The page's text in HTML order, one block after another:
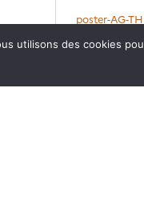
poster-AG-
utilisons des cookies